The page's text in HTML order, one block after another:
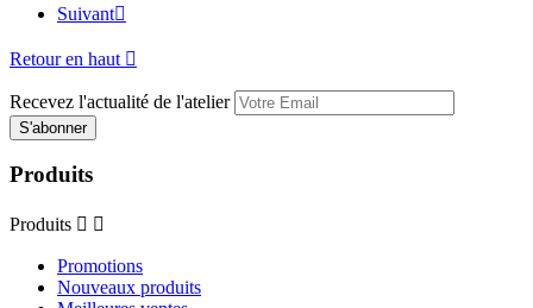
Suivant
Retour en haut 
Recevez l'actualité de l'atelier
Produits
Produits  
Promotions
Nouveaux produits